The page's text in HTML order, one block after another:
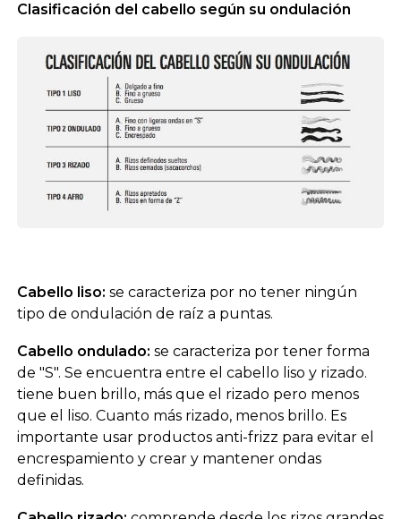
Clasificación del cabello según su ondulación
Cabello liso: se caracteriza por no tener ningún
tipo de ondulación de raíz a puntas.
Cabello ondulado: se caracteriza por tener forma
de "S". Se encuentra entre el cabello liso y rizado.
tiene buen brillo, más que el rizado pero menos
que el liso. Cuanto más rizado, menos brillo. Es
importante usar productos anti-frizz para evitar el
encrespamiento y crear y mantener ondas
definidas.